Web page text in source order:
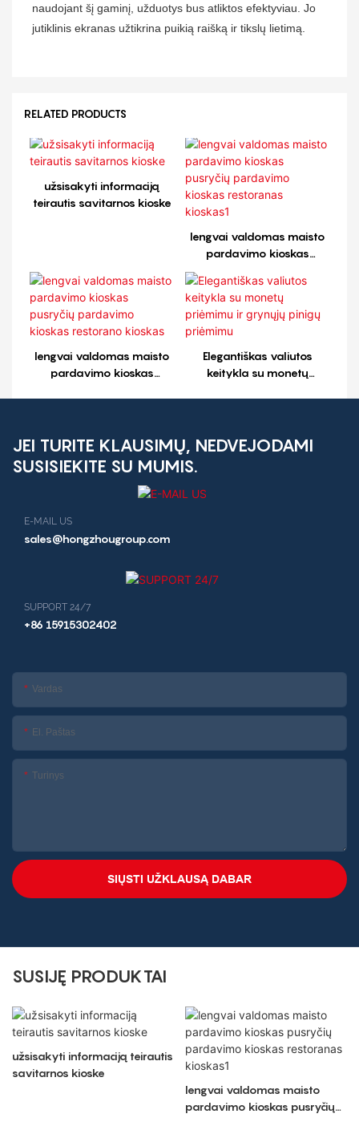
naudojant šį gaminį, užduotys bus atliktos efektyviau. Jo
jutiklinis ekranas užtikrina puikią raišką ir tikslų lietimą.
RELATED PRODUCTS
užsisakyti informaciją
teirautis savitarnos kioske
lengvai valdomas maisto
pardavimo kioskas
kioskas restoranas
kioskas1
lengvai valdomas maisto
pardavimo kioskas
Elegantiškas valiutos
keitykla su monetų
JEI TURITE KLAUSIMŲ, NEDVEJODAMI
SUSISIEKITE SU MUMIS.
E-MAIL US
sales@hongzhougroup.com
SUPPORT 24/7
+86 15915302402
Vardas
El. Paštas
Turinys
SIŲSTI UŽKLAUSĄ DABAR
SUSIJĘ PRODUKTAI
užsisakyti informaciją teirautis
savitarnos kioske
lengvai valdomas maisto
pardavimo kioskas pusryčių